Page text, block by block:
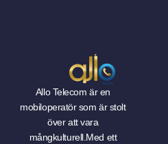
Allo Telecom är en
mobiloperatör som är stolt
över att vara
mångkulturell.Med ett